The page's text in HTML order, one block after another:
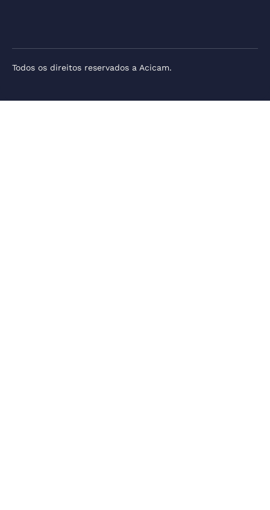
Todos os direitos reservados a Acicam.